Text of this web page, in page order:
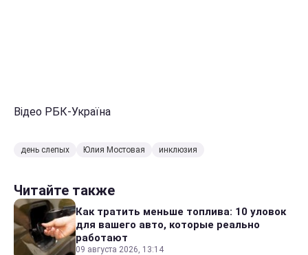
Відео РБК-Україна
день слепых Юлия Мостовая инклюзия
Читайте также
Как тратить меньше топлива: 10 уловок
для вашего авто, которые реально
работают
09 августа 2026, 13:14